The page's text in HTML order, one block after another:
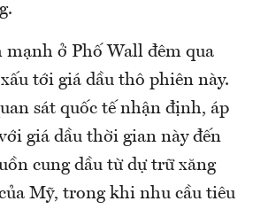
mạnh ở Phố Wall đêm qua
tới giá dầu thô phiên này.
sát quốc tế nhận định, áp
giá dầu thời gian này đến
cung dầu từ dự trữ xăng
Mỹ, trong khi nhu cầu tiêu